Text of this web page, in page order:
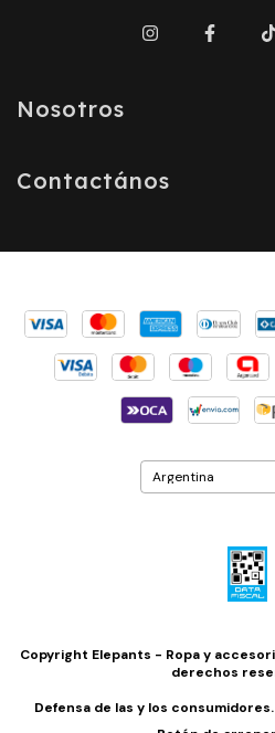
Nosotros
Contactános
Copyright Elepants - Ropa y
derechos
Defensa de las y los